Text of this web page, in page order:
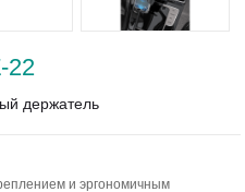
22
держатель
и эргономичным